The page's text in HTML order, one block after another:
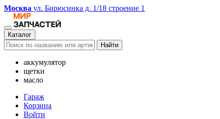
Москва ул. Бирюсинка д. 1/18 строение 1
Каталог
Найти
аккумулятор
щетки
масло
Гараж
Корзина
Войти